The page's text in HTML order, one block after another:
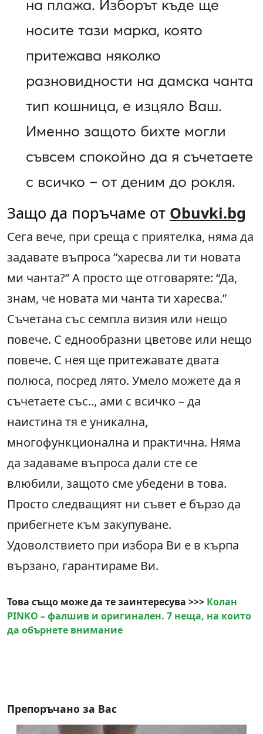
на плажа. Изборът къде ще
носите тази марка, която
притежава няколко
разновидности на дамска чанта
тип кошница, е изцяло Ваш.
Именно защото бихте могли
съвсем спокойно да я съчетаете
с всичко – от деним до рокля.
Защо да поръчаме от Obuvki.bg
Сега вече, при среща с приятелка, няма да
задавате въпроса “харесва ли ти новата
ми чанта?” А просто ще отговаряте: “Да,
знам, че новата ми чанта ти харесва.”
Съчетана със семпла визия или нещо
повече. С еднообразни цветове или нещо
повече. С нея ще притежавате двата
полюса, посред лято. Умело можете да я
съчетаете със.., ами с всичко – да
наистина тя е уникална,
многофункционална и практична. Няма
да задаваме въпроса дали сте се
влюбили, защото сме убедени в това.
Просто следващият ни съвет е бързо да
прибегнете към закупуване.
Удоволствието при избора Ви е в кърпа
вързано, гарантираме Ви.
Това също може да те заинтересува >>> Колан
PINKO – фалшив и оригинален. 7 неща, на които
да обърнете внимание
Препоръчано за Вас